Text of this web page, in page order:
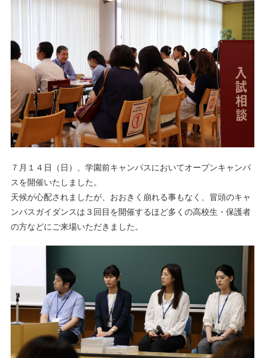
７月１４日（日）、学園前キャンパスにおいてオープンキャンパ
スを開催いたしました。
天候が心配されましたが、おおきく崩れる事もなく、冒頭のキャ
ンパスガイダンスは３回目を開催するほど多くの高校生・保護者
の方などにご来場いただきました。